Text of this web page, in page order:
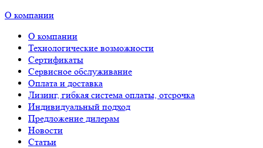
О компании
О компании
Технологические возможности
Сертификаты
Сервисное обслуживание
Оплата и доставка
Лизинг, гибкая система оплаты, отсрочка
Индивидуальный подход
Предложение дилерам
Новости
Статьи